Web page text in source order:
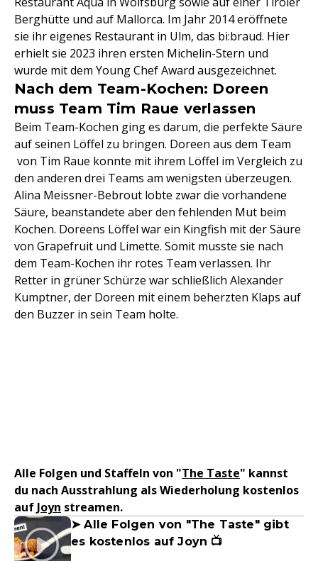
Berghütte und auf Mallorca. Im Jahr 2014 eröffnete
sie ihr eigenes Restaurant in Ulm, das bi:braud. Hier
erhielt sie 2023 ihren ersten Michelin-Stern und
wurde mit dem Young Chef Award ausgezeichnet.
Nach dem Team-Kochen: Doreen
muss Team Tim Raue verlassen
Beim Team-Kochen ging es darum, die perfekte Säure
auf seinen Löffel zu bringen. Doreen aus dem Team
von Tim Raue konnte mit ihrem Löffel im Vergleich zu
den anderen drei Teams am wenigsten überzeugen.
Alina Meissner-Bebrout lobte zwar die vorhandene
Säure, beanstandete aber den fehlenden Mut beim
Kochen. Doreens Löffel war ein Kingfish mit der Säure
von Grapefruit und Limette. Somit musste sie nach
dem Team-Kochen ihr rotes Team verlassen. Ihr
Retter in grüner Schürze war schließlich Alexander
Kumptner, der Doreen mit einem beherzten Klaps auf
den Buzzer in sein Team holte.
Alle Folgen und Staffeln von "The Taste" kannst
du nach Ausstrahlung als Wiederholung kostenlos
auf Joyn streamen.
➤ Alle Folgen von "The Taste" gibt
es kostenlos auf Joyn 📺